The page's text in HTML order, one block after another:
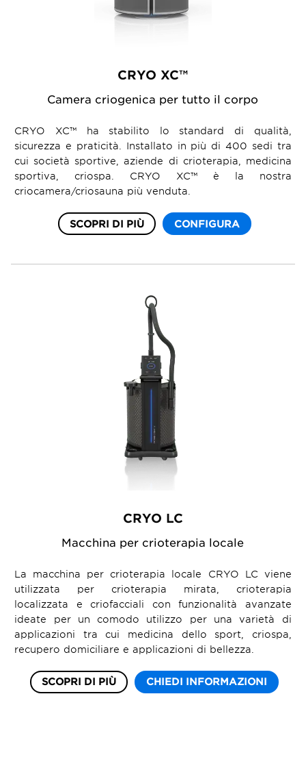
CRYO XC™
Camera criogenica per tutto il corpo
CRYO XC™ ha stabilito lo standard di qualità,
sicurezza e praticità. Installato in più di 400 sedi tra
cui società sportive, aziende di crioterapia, medicina
sportiva, criospa. CRYO XC™ è la nostra
criocamera/criosauna più venduta.
SCOPRI DI PIÙ CONFIGURA
CRYO LC
Macchina per crioterapia locale
La macchina per crioterapia locale CRYO LC viene
utilizzata per crioterapia mirata, crioterapia
localizzata e criofacciali con funzionalità avanzate
ideate per un comodo utilizzo per una varietà di
applicazioni tra cui medicina dello sport, criospa,
recupero domiciliare e applicazioni di bellezza.
SCOPRI DI PIÙ CHIEDI INFORMAZIONI